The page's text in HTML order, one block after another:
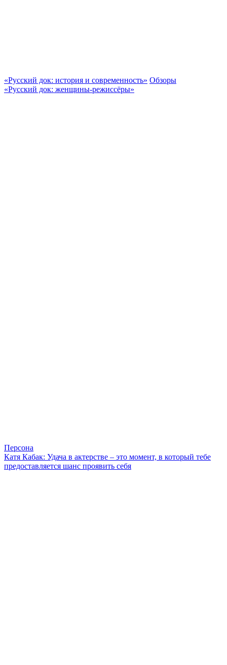
«Русский док: история и современность» Обзоры
«Русский док: женщины-режиссёры»
Персона
Катя Кабак: Удача в актерстве – это момент, в который тебе
предоставляется шанс проявить себя